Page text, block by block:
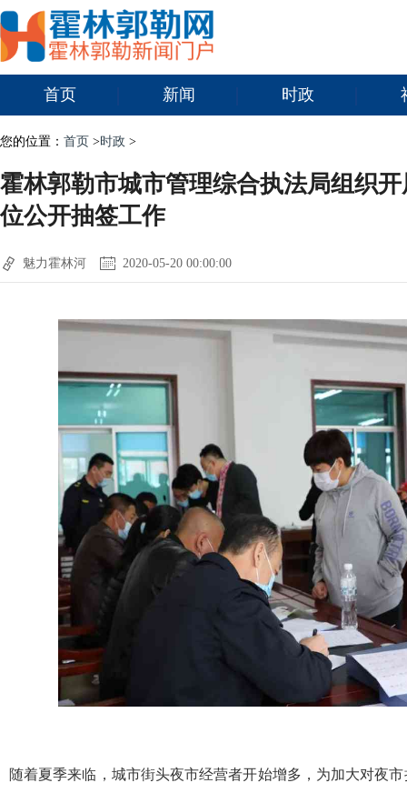
首页 新闻 时政
您的位置： 首页 >时政 >
霍林郭勒市城市管理综合执法局组织
位公开抽签工作
魅力霍林河 2020-05-20 00:00:00
随着夏季来临，城市街头夜市经营者开始增多，为加大对夜